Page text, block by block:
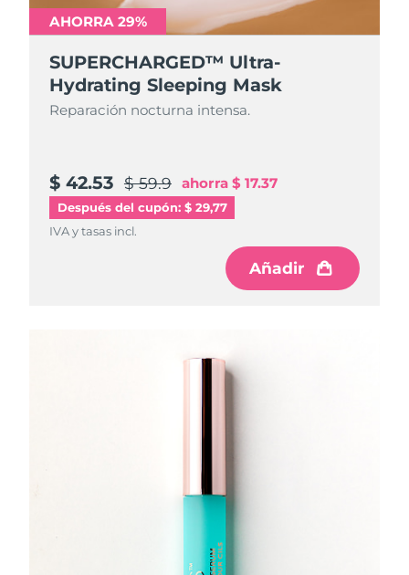
AHORRA 29%
SUPERCHARGED™ Ultra-
Hydrating Sleeping Mask
Reparación nocturna intensa.
$ 42.53 $ 59.9 ahorra $ 17.37
Después del cupón: $ 29,77
IVA y tasas incl.
Añadir